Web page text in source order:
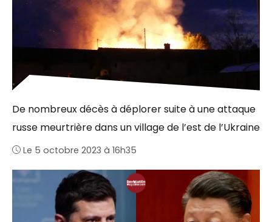
De nombreux décès à déplorer suite à une attaque
russe meurtrière dans un village de l’est de l’Ukraine
Le 5 octobre 2023 à 16h35